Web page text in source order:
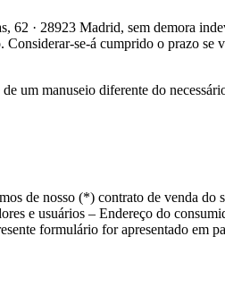
62 · 28923 Madrid, sem demora
se-á cumprido o prazo
um manuseio diferente do
de nosso (*) contrato de venda
e usuários – Endereço do
formulário for apresentado em